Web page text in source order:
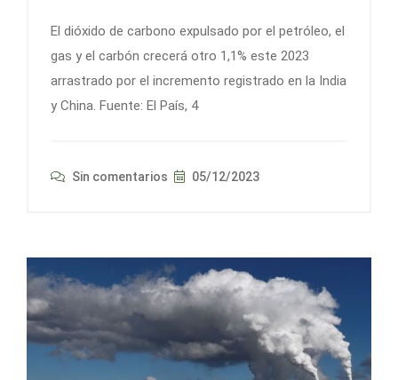
El dióxido de carbono expulsado por el petróleo, el
gas y el carbón crecerá otro 1,1% este 2023
arrastrado por el incremento registrado en la India
y China. Fuente: El País, 4
Sin comentarios 05/12/2023